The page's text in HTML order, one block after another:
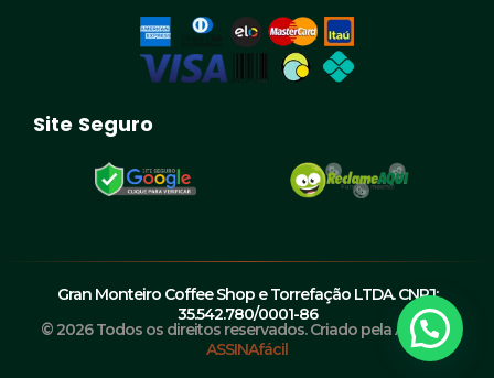
Site Seguro
Gran Monteiro Coffee Shop e Torrefação LTDA. CNPJ:
35.542.780/0001-86
© 2026 Todos os direitos reservados. Criado pela Agência
ASSINAfácil